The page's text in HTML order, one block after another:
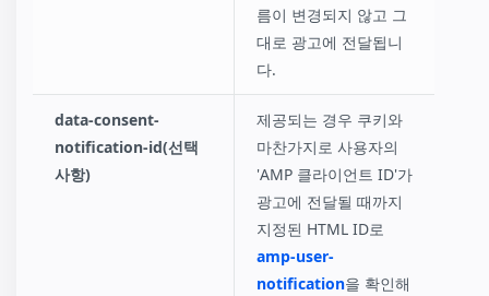
름이 변경되지 않고 그
대로 광고에 전달됩니
다.
data-consent-
notification-id(선택
사항)
제공되는 경우 쿠키와
마찬가지로 사용자의
'AMP 클라이언트 ID'가
광고에 전달될 때까지
지정된 HTML ID로
amp-user-
notification을 확인해